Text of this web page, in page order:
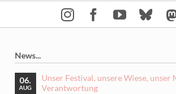
News...
06.
AUG
Unser Festival, unsere Wiese, unser
Verantwortung